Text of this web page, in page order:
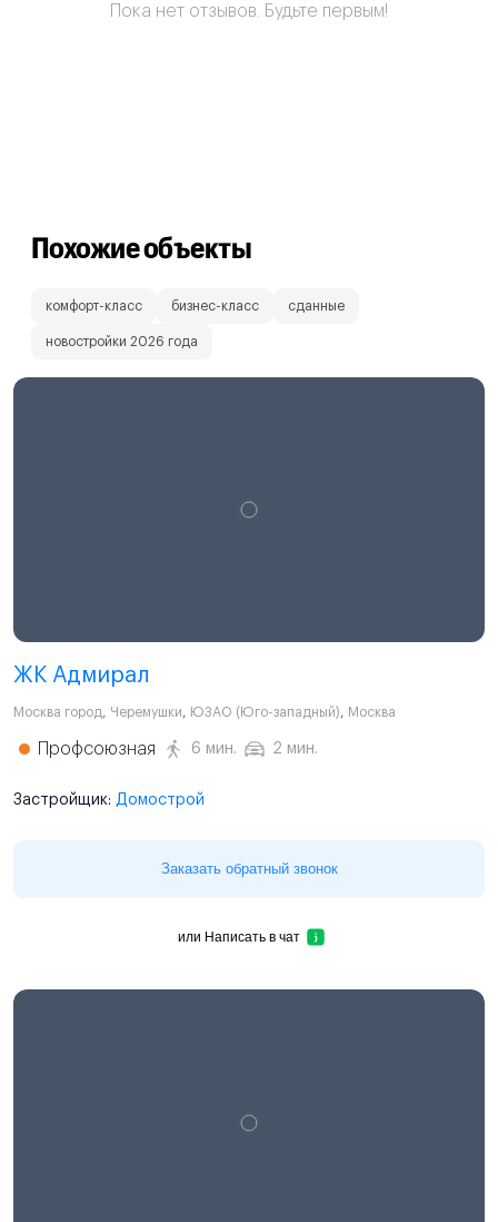
Пока нет отзывов. Будьте первым!
Похожие объекты
комфорт-класс бизнес-класс сданные
новостройки 2026 года
ЖК Адмирал
Москва город, Черемушки, ЮЗАО (Юго-западный), Москва
Профсоюзная 6 мин. 2 мин.
Застройщик: Домострой
Заказать обратный звонок
или Написать в чат